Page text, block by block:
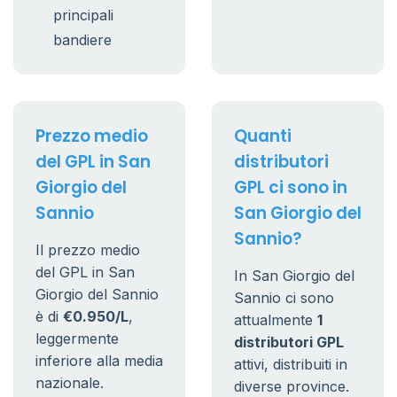
principali
bandiere
Prezzo medio
del GPL in San
Giorgio del
Sannio
Il prezzo medio
del GPL in San
Giorgio del Sannio
è di €0.950/L,
leggermente
inferiore alla media
nazionale.
Quanti
distributori
GPL ci sono in
San Giorgio del
Sannio?
In San Giorgio del
Sannio ci sono
attualmente 1
distributori GPL
attivi, distribuiti in
diverse province.